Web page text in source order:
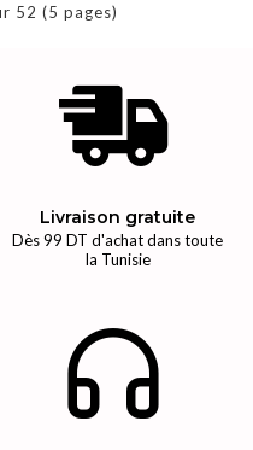
52 (5 pages)
Livraison gratuite
Dès 99 DT d'achat dans toute
la Tunisie